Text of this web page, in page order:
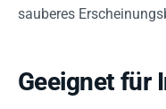
sauberes
Geeignet für